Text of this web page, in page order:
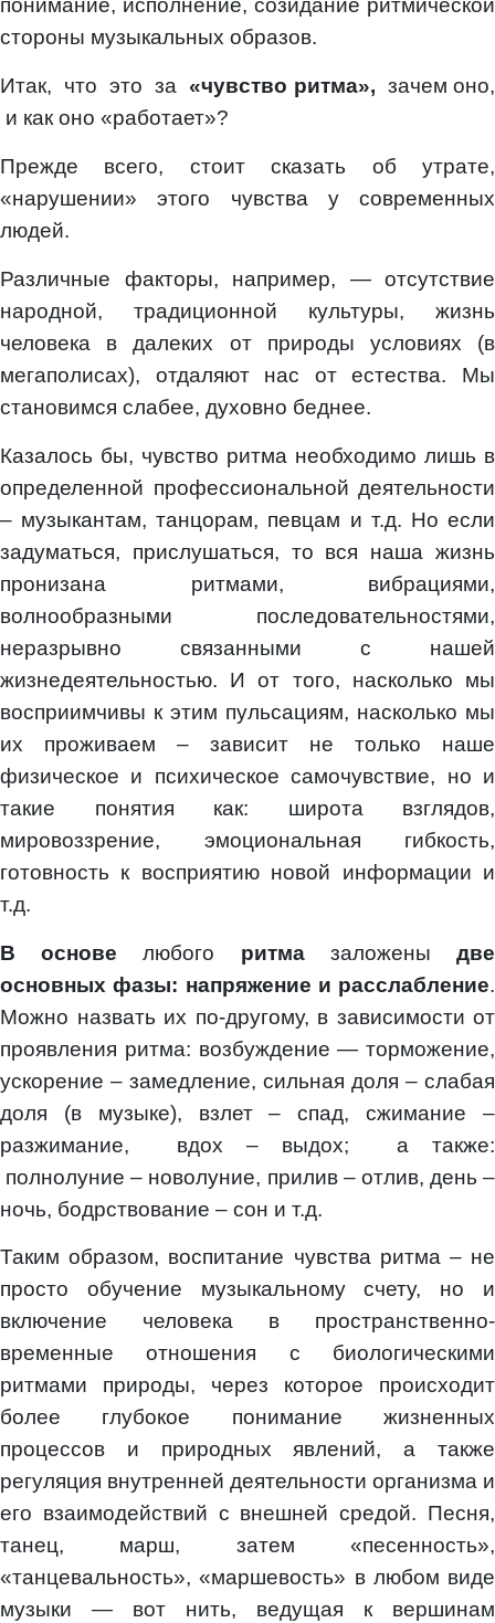
понимание, исполнение, созидание ритмической
стороны музыкальных образов.
Итак, что это за «чувство ритма», зачем оно,
и как оно «работает»?
Прежде всего, стоит сказать об утрате,
«нарушении» этого чувства у современных
людей.
Различные факторы, например, — отсутствие
народной, традиционной культуры, жизнь
человека в далеких от природы условиях (в
мегаполисах), отдаляют нас от естества. Мы
становимся слабее, духовно беднее.
Казалось бы, чувство ритма необходимо лишь в
определенной профессиональной деятельности
– музыкантам, танцорам, певцам и т.д. Но если
задуматься, прислушаться, то вся наша жизнь
пронизана ритмами, вибрациями,
волнообразными последовательностями,
неразрывно связанными с нашей
жизнедеятельностью. И от того, насколько мы
восприимчивы к этим пульсациям, насколько мы
их проживаем – зависит не только наше
физическое и психическое самочувствие, но и
такие понятия как: широта взглядов,
мировоззрение, эмоциональная гибкость,
готовность к восприятию новой информации и
т.д.
В основе любого ритмазаложеныдве
основных фазы: напряжение и расслабление.
Можно назвать их по-другому, в зависимости от
проявления ритма: возбуждение — торможение,
ускорение – замедление, сильная доля – слабая
доля (в музыке), взлет – спад, сжимание –
разжимание, вдох – выдох; а также:
полнолуние – новолуние, прилив – отлив, день –
ночь, бодрствование – сон и т.д.
Таким образом, воспитание чувства ритма – не
просто обучение музыкальному счету, но и
включение человека в пространственно-
временные отношения с биологическими
ритмами природы, через которое происходит
более глубокое понимание жизненных
процессов и природных явлений, а также
регуляция внутренней деятельности организма и
его взаимодействий с внешней средой. Песня,
танец, марш, затем «песенность»,
«танцевальность», «маршевость» в любом виде
музыки — вот нить, ведущая к вершинам